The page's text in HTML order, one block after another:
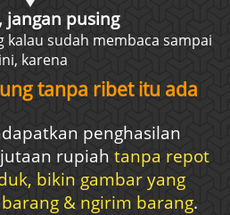
jangan pusing
sudah membaca sampai
karena
tanpa ribet itu ada
penghasilan
rupiah tanpa repot
bikin gambar yang
& ngirim barang.